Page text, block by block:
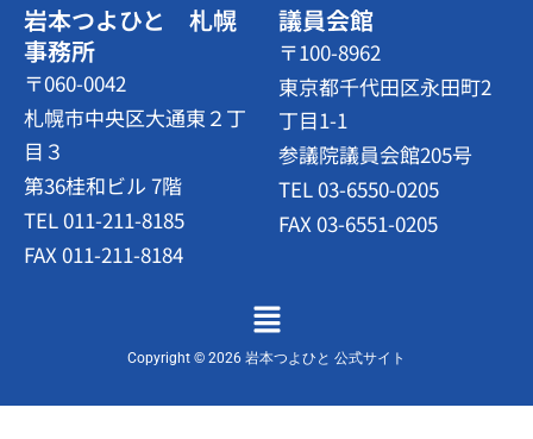
岩本つよひと 札幌
事務所
〒060-0042
札幌市中央区大通東２丁
目３
第36桂和ビル 7階
TEL 011-211-8185
FAX 011-211-8184
議員会館
〒100-8962
東京都千代田区永田町2
丁目1-1
参議院議員会館205号
TEL 03-6550-0205
FAX 03-6551-0205
メ
ニ
ュ
Copyright © 2026 岩本つよひと 公式サイト